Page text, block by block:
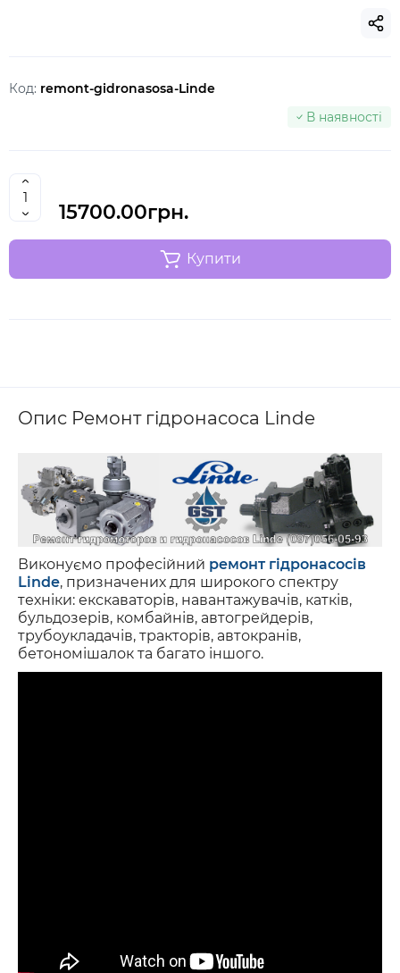
Код: remont-gidronasosa-Linde
В наявності
15700.00грн.
Купити
Опис Ремонт гідронасоса Linde
Виконуємо професійний ремонт гідронасосів
Linde, призначених для широкого спектру
техніки: екскаваторів, навантажувачів, катків,
бульдозерів, комбайнів, автогрейдерів,
трубоукладачів, тракторів, автокранів,
бетономішалок та багато іншого.